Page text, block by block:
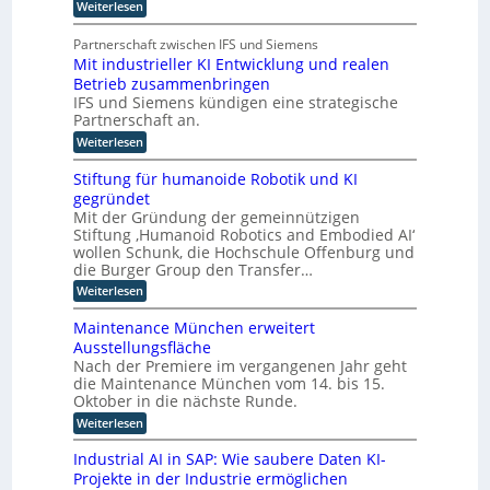
ü
n
s
t
l
i
c
h
e
r
I
n
t
e
l
l
e
n
z
z
u
o
p
n
d
e
r
D
A
C
H
-
I
n
d
u
s
t
r
i
e
z
u
t
e
n
t
s
t
a
t
t
k
l
a
s
i
s
c
h
e
Z
r
t
f
i
z
i
e
r
n
Weiterlesen:
P
a
t
t
f
o
r
m
I
n
d
u
s
t
r
i
e
4
.
0
r
i
c
h
t
e
t
F
o
k
Partnerschaft zwischen IFS und Siemens
Mit industrieller KI Entwicklung und realen
Betrieb zusammenbringen
IFS und Siemens kündigen eine strategische
Partnerschaft an.
Weiterlesen:
M
i
t
i
n
d
u
s
t
r
i
e
l
e
r
K
I
E
t
w
Stiftung für humanoide Robotik und KI
gegründet
Mit der Gründung der gemeinnützigen
Stiftung ‚Humanoid Robotics and Embodied AI‘
wollen Schunk, die Hochschule Offenburg und
die Burger Group den Transfer…
Weiterlesen:
S
i
f
u
n
g
f
ü
r
h
Maintenance München erweitert
Ausstellungsfläche
Nach der Premiere im vergangenen Jahr geht
die Maintenance München vom 14. bis 15.
Oktober in die nächste Runde.
Weiterlesen:
M
a
i
n
Industrial AI in SAP: Wie saubere Daten KI-
Projekte in der Industrie ermöglichen